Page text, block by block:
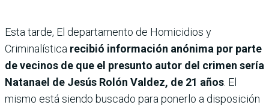
Esta tarde, El departamento de Homicidios y
Criminalística recibió información anónima por parte
de vecinos de que el presunto autor del crimen sería
Natanael de Jesús Rolón Valdez, de 21 años . El
mismo está siendo buscado para ponerlo a disposición